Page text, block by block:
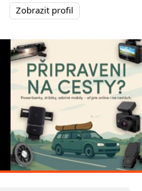
Zobrazit profil